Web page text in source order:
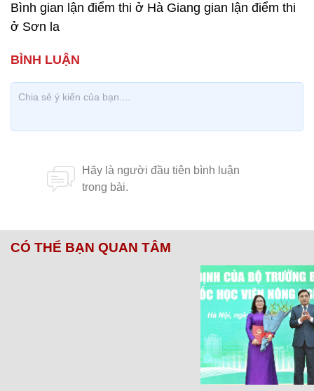
Bình gian lận điểm thi ở Hà Giang gian lận điểm thi
ở Sơn la
CÓ THỂ BẠN QUAN TÂM